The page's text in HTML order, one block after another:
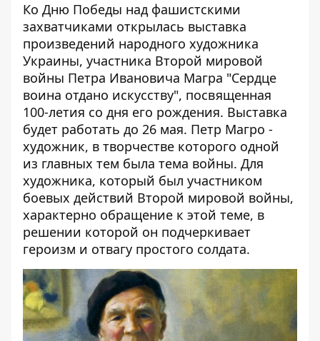
Ко Дню Победы над фашистскими
захватчиками открылась выставка
произведений народного художника
Украины, участника Второй мировой
войны Петра Ивановича Магра "Сердце
воина отдано искусству", посвященная
100-летия со дня его рождения. Выставка
будет работать до 26 мая. Петр Магро -
художник, в творчестве которого одной
из главных тем была тема войны. Для
художника, который был участником
боевых действий Второй мировой войны,
характерно обращение к этой теме, в
решении которой он подчеркивает
героизм и отвагу простого солдата.